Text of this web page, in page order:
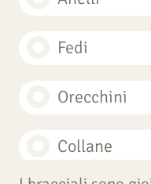
Fedi
Orecchini
Collane